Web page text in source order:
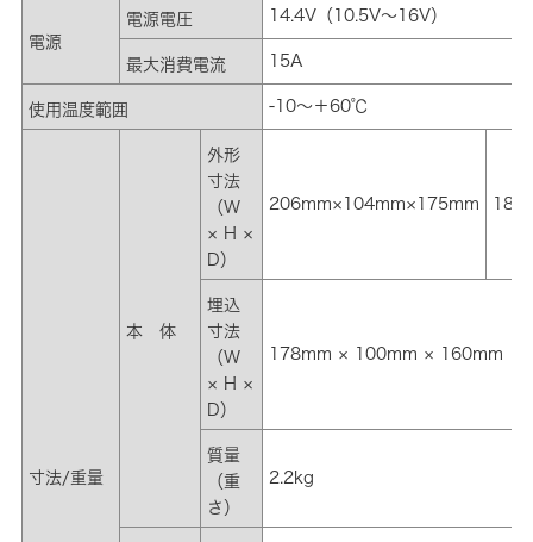
電源
電源電圧 14.4V（10.5V～16V）
最大消費電流 15A
使用温度範囲 -10～＋60℃
寸法/重量
本 体
外形
寸法
（W
× H ×
D）
206mm×104mm×175mm
埋込
寸法
（W
× H ×
D）
178mm × 100mm × 160mm
質量
（重
さ）
2.2kg